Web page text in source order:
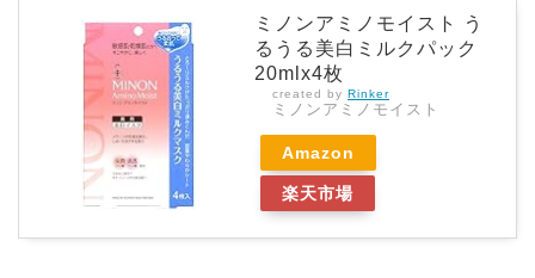
ミノンアミノモイスト う
るうる美白ミルクパック
20mlx4枚
created by Rinker
ミノンアミノモイスト
Amazon
楽天市場